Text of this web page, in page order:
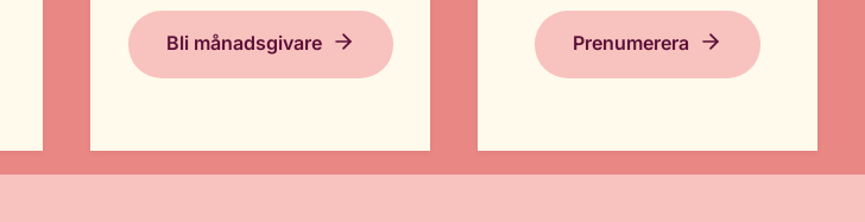
Bli månadsgivare Prenumerera